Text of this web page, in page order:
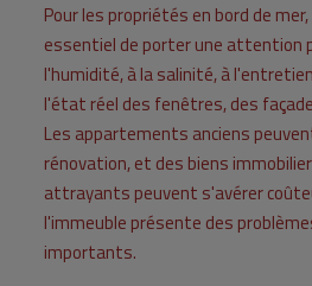
Pour les propriétés en bord de
essentiel de porter une attention
l'humidité, à la salinité, à
l'état réel des fenêtres, des
Les appartements anciens
rénovation, et des biens
attrayants peuvent s'avérer
l'immeuble présente des
importants.